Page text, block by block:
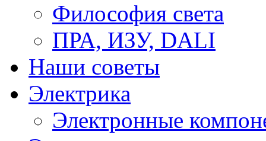
Философия света
ПРА, ИЗУ, DALI
Наши советы
Электрика
Электронные